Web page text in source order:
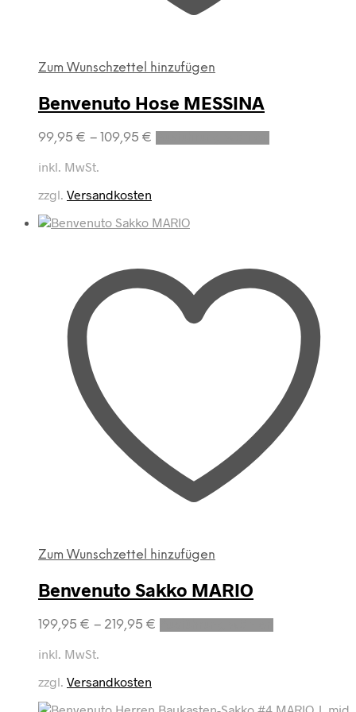
Zum Wunschzettel hinzufügen
Benvenuto Hose MESSINA
99,95 € – 109,95 €
Dieses
auf
Produktseite
gewählt
werden
inkl. MwSt.
zzgl. Versandkosten
Zum Wunschzettel hinzufügen
Benvenuto Sakko MARIO
199,95 € – 219,95 €
Dieses
inkl. MwSt.
zzgl. Versandkosten